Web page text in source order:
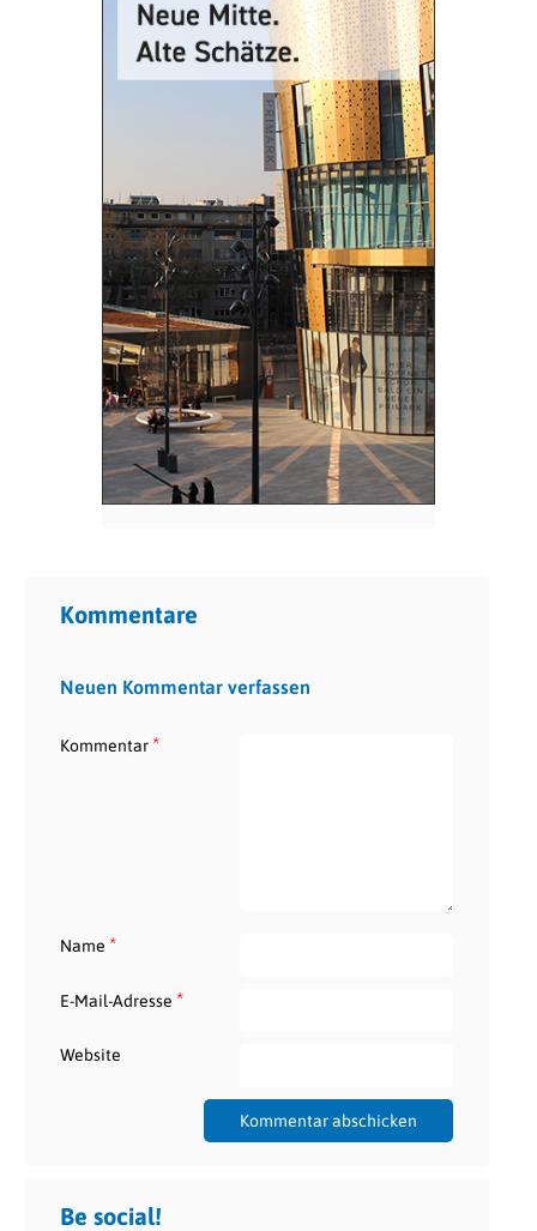
Kommentare
Neuen Kommentar verfassen
Kommentar*
Name *
E-Mail-Adresse *
Website
Be social!